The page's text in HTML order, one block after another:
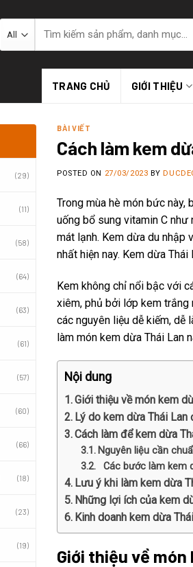
kiếm:
TRANG CHỦ GIỚI THIỆU
(29)
(11)
(58)
(64)
(63)
(61)
(57)
(60)
(66)
(18)
(23)
(19)
BÀI VIẾT
Cách làm kem
POSTED ON 27/03/2023 BY
Trong mùa hè món bức
uống bổ sung vitamin C
mát lạnh. Kem dừa du nhập
nhất hiện nay. Kem dừa
Kem không chỉ nổi bậc với
xiêm, phủ bởi lớp kem trắng
các nguyên liệu dễ kiếm, dễ
làm món kem dừa Thái Lan
Nội dung
Giới thiệu về món kem
Lý do kem dừa Thái
Cách làm để kem dừa
Nguyên liệu cần
Các bước làm kem
Lưu ý khi làm kem dừa
Những lợi ích của kem
Kinh doanh kem dừa
Giới thiệu về